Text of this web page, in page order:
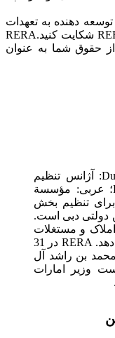
توسعه دهنده به تعهدات
خود عمل نکند، شما می توانید به RERA شکایت کنید.RERA
از حقوق شما به عنوان
Dubai Real Estate Regulatory Agency: آژانس تنظیم
مقررات املاک و مستغلات (RERA؛ عربی: مؤسسة
برای تنظیم بخش
دولتی دبی است.
و مستغلات
را در دبی تشکیل، تنظیم و مجوز می دهد. RERA در 31
محمد بن راشد آل
وزیر امارات